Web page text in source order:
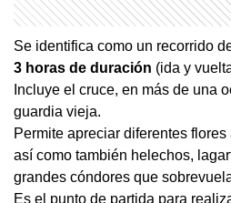
Se identifica como un recorrido
3 horas de duración (ida y
Incluye el cruce, en más de una
guardia vieja.
Permite apreciar diferentes
así como también helechos,
grandes cóndores que
Es el punto de partida para